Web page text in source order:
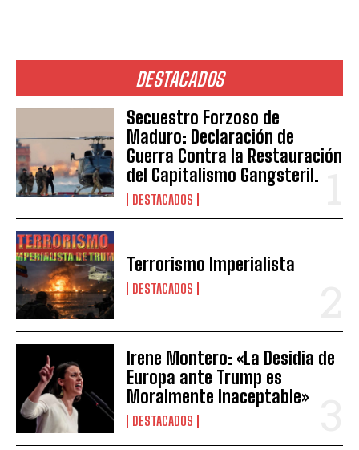
DESTACADOS
Secuestro Forzoso de
Maduro: Declaración de
Guerra Contra la Restauración
del Capitalismo Gangsteril.
DESTACADOS
Terrorismo Imperialista
DESTACADOS
Irene Montero: «La Desidia de
Europa ante Trump es
Moralmente Inaceptable»
DESTACADOS